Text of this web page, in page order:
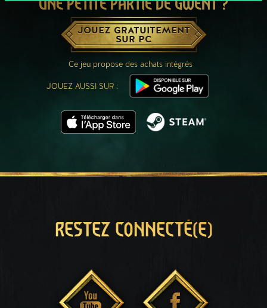
UNE PETITE PARTIE DE GWENT ?
JOUEZ GRATUITEMENT
SUR PC
Ce jeu propose des achats intégrés
JOUEZ AUSSI SUR :
RESTEZ CONNECTÉ(E)